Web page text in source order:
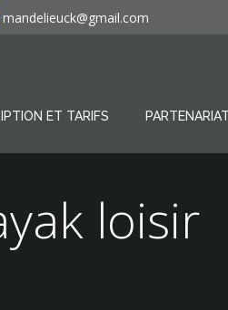
mandelieuck@gmail.com
ET TARIFS
loisir